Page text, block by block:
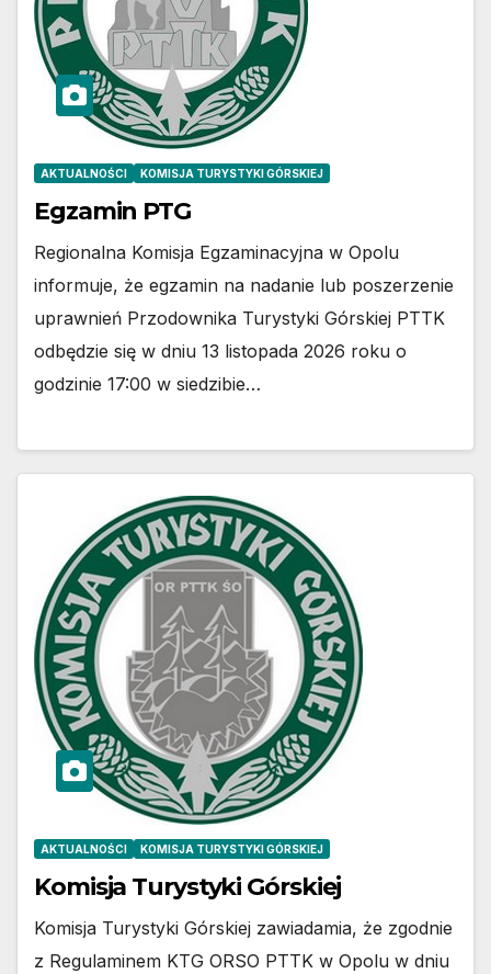
AKTUALNOŚCI KOMISJA TURYSTYKI GÓRSKIEJ
Egzamin PTG
Regionalna Komisja Egzaminacyjna w Opolu
informuje, że egzamin na nadanie lub poszerzenie
uprawnień Przodownika Turystyki Górskiej PTTK
odbędzie się w dniu 13 listopada 2026 roku o
godzinie 17:00 w siedzibie…
AKTUALNOŚCI KOMISJA TURYSTYKI GÓRSKIEJ
Komisja Turystyki Górskiej
Komisja Turystyki Górskiej zawiadamia, że zgodnie
z Regulaminem KTG ORSO PTTK w Opolu w dniu